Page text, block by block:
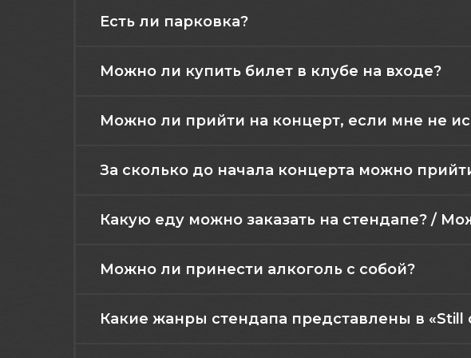
Есть ли парковка?
Можно ли купить билет в клубе на входе?
Можно ли прийти на концерт, если мне не
За сколько до начала концерта можно
Какую еду можно заказать на стендапе? /
Можно ли принести алкоголь с собой?
Какие жанры стендапа представлены в «Still